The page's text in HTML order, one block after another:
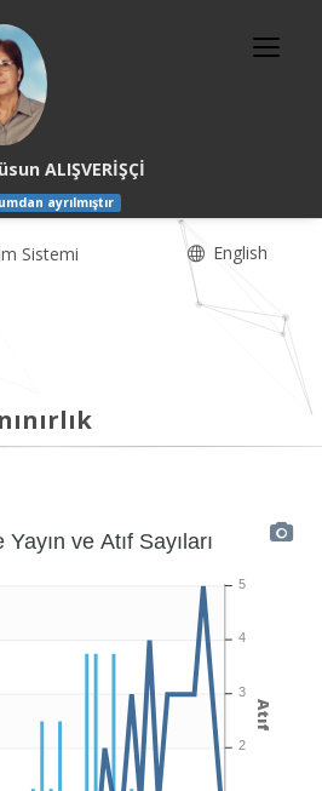
ALIŞVERİŞÇİ
ayrılmıştır
Sistemi English
ve Atıf Sayıları
5
4
3
2
Atıf